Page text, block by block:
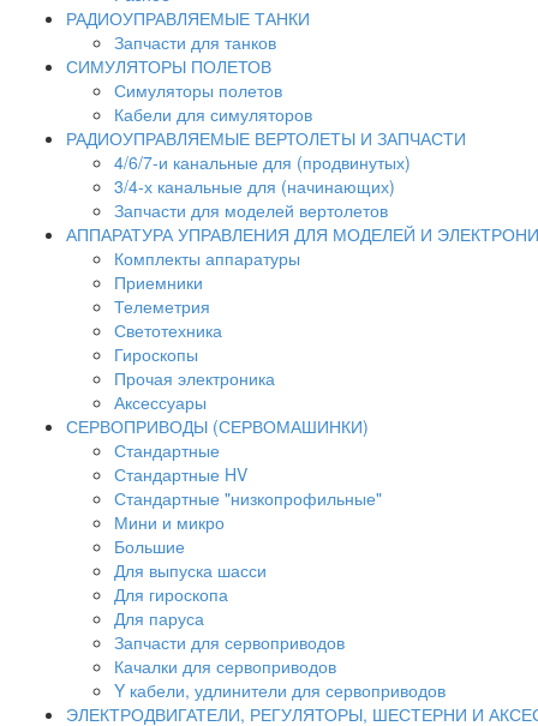
РАДИОУПРАВЛЯЕМЫЕ ТАНКИ
Запчасти для танков
СИМУЛЯТОРЫ ПОЛЕТОВ
Симуляторы полетов
Кабели для симуляторов
РАДИОУПРАВЛЯЕМЫЕ ВЕРТОЛЕТЫ И ЗАПЧАСТИ
4/6/7-и канальные для (продвинутых)
3/4-х канальные для (начинающих)
Запчасти для моделей вертолетов
АППАРАТУРА УПРАВЛЕНИЯ ДЛЯ МОДЕЛЕЙ И
Комплекты аппаратуры
Приемники
Телеметрия
Светотехника
Гироскопы
Прочая электроника
Аксессуары
СЕРВОПРИВОДЫ (СЕРВОМАШИНКИ)
Стандартные
Стандартные HV
Стандартные "низкопрофильные"
Мини и микро
Большие
Для выпуска шасси
Для гироскопа
Для паруса
Запчасти для сервоприводов
Качалки для сервоприводов
Y кабели, удлинители для сервоприводов
ЭЛЕКТРОДВИГАТЕЛИ, РЕГУЛЯТОРЫ, ШЕСТЕРНИ И